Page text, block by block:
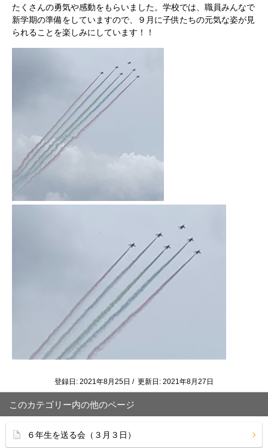
たくさんの勇気や感動をもらいました。学校では、職員みんなで
新学期の準備をしていますので、９月に子供たちの元気な姿が見
られることを楽しみにしています！！
登録日: 2021年8月25日 / 更新日: 2021年8月27日
このカテゴリー内の他のページ
６年生を送る会（３月３日）